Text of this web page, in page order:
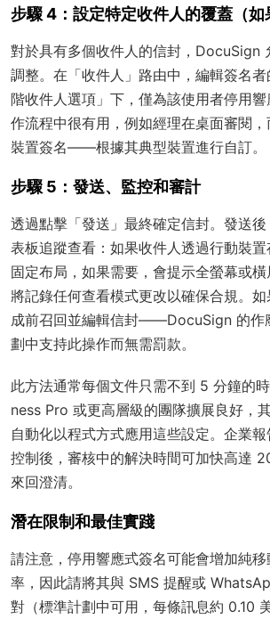
步驟 4：設定特定收件人的覆蓋（如
對於具有多個收件人的信封，DocuSign
調整。在「收件人」路由中，編輯簽名
階收件人選項」下，僅為該使用者停用
作流程中很有用，例如經理在桌面審閱
裝置簽名——根據其典型裝置進行自訂。
步驟 5：發送、監控和審計
透過點擊「發送」最終確定信封。發送
表板追蹤查看：如果收件人透過行動裝
固定布局，如果需要，會提示全螢幕或
將記錄任何查看模式更改以確保合規。
成前召回並編輯信封——DocuSign 的作
劃中支持此操作而無需罰款。
此方法通常每個文件只需不到 5 分鐘的
ness Pro 或更高層級的團隊擴展良好，
自動化以程式方式應用這些設定。企業
控制後，審核中的解決時間可加快高達
來回澄清。
潛在限制和最佳實踐
請注意，停用響應式簽名可能會增加純
率，因此請將其與 SMS 提醒或
對（標準計劃中可用，每條訊息約 0.10